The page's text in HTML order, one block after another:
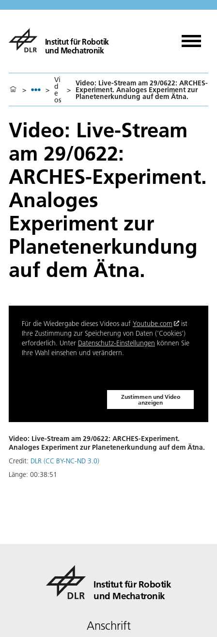
Institut für Robotik
und Mechatronik
> >
Vi
d
e
os
>
Video: Live-Stream am 29/0622: ARCHES-
Experiment. Analoges Experiment zur
Planetenerkundung auf dem Ätna.
Video: Live-Stream
am 29/0622:
ARCHES-Experiment.
Analoges
Experiment zur
Planetenerkundung
auf dem Ätna.
Für die Wiedergabe dieses Videos auf Youtube.com
ist
Ihre Zustimmung zur Speicherung von Daten ('Cookies')
erforderlich. Unter Datenschutz-Einstellungen können Sie
Ihre Wahl einsehen und verändern.
Zustimmen und Video
anzeigen
Video: Live-Stream am 29/0622: ARCHES-Experiment.
Analoges Experiment zur Planetenerkundung auf dem Ätna.
Credit: DLR (CC BY-NC-ND 3.0)
Länge: 00:38:51
Institut für Robotik
und Mechatronik
Anschrift